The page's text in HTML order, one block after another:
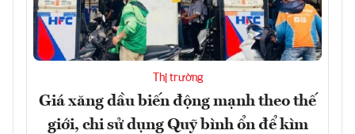
Thị trường
Giá xăng dầu biến động mạnh theo thế
giới, chi sử dụng Quỹ bình ổn để kìm